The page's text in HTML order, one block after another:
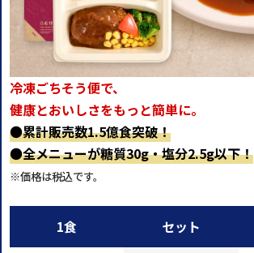
冷凍ごちそう便で、
健康とおいしさをもっと簡単に。
●累計販売数1.5億食突破！
●全メニューが糖質30g・塩分2.5g以下！
※価格は税込です。
1食 セット